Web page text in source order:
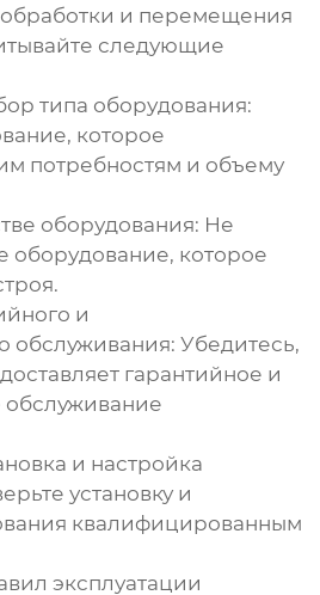
и перемещения
следующие
типа оборудования:
которое
потребностям и объему
оборудования: Не
оборудование, которое
и
обслуживания: Убедитесь,
гарантийное и
обслуживание
и настройка
установку и
квалифицированным
эксплуатации